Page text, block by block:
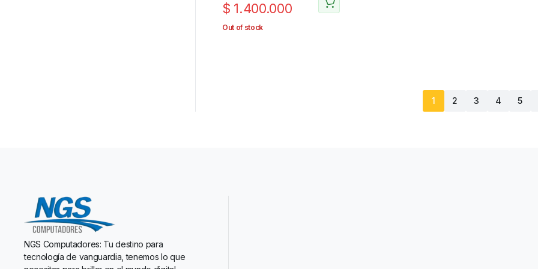
$ 1.400.000
Out of stock
1 2 3 4 5
NGS Computadores: Tu destino para
tecnología de vanguardia, tenemos lo que